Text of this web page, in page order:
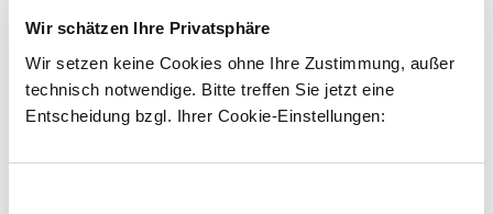
Wir schätzen Ihre Privatsphäre
Wir setzen keine Cookies ohne Ihre Zustimmung, außer
technisch notwendige. Bitte treffen Sie jetzt eine
Entscheidung bzgl. Ihrer Cookie-Einstellungen:
Vitrine, Thekenvitrine
exkl. 121,41 € MwSt.
760,41 € inkl. MwSt.
Produkt Anzahl: Gib den gewünschten
STK
Artikelnummer:E853441-BS